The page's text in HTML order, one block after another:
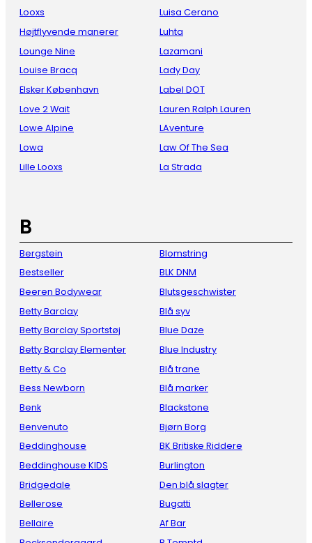
Looxs
Højtflyvende manerer
Lounge Nine
Louise Bracq
Elsker København
Love 2 Wait
Lowe Alpine
Lowa
Lille Looxs
Luisa Cerano
Luhta
Lazamani
Lady Day
Label DOT
Lauren Ralph Lauren
LAventure
Law Of The Sea
La Strada
B
Bergstein
Bestseller
Beeren Bodywear
Betty Barclay
Betty Barclay Sportstøj
Betty Barclay Elementer
Betty & Co
Bess Newborn
Benk
Benvenuto
Beddinghouse
Beddinghouse KIDS
Bridgedale
Bellerose
Bellaire
Blomstring
BLK DNM
Blutsgeschwister
Blå syv
Blue Daze
Blue Industry
Blå trane
Blå marker
Blackstone
Bjørn Borg
BK Britiske Riddere
Burlington
Den blå slagter
Bugatti
Af Bar